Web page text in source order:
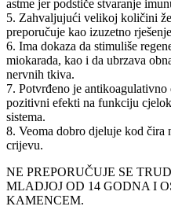
astme jer podstiče stvaranje
5. Zahvaljujući velikoj količini
preporučuje kao izuzetno
6. Ima dokaza da stimuliše
miokarada, kao i da ubrzava
nervnih tkiva.
7. Potvrđeno je
pozitivni efekti na funkciju
sistema.
8. Veoma dobro djeluje kod čira
crijevu.
NE PREPORUČUJE SE
MLADJOJ OD 14 GODNA I
KAMENCEM.